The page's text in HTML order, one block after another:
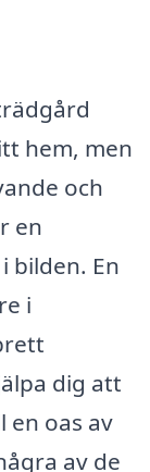
hem, men
och
en
bilden. En
i
dig att
oas av
av de